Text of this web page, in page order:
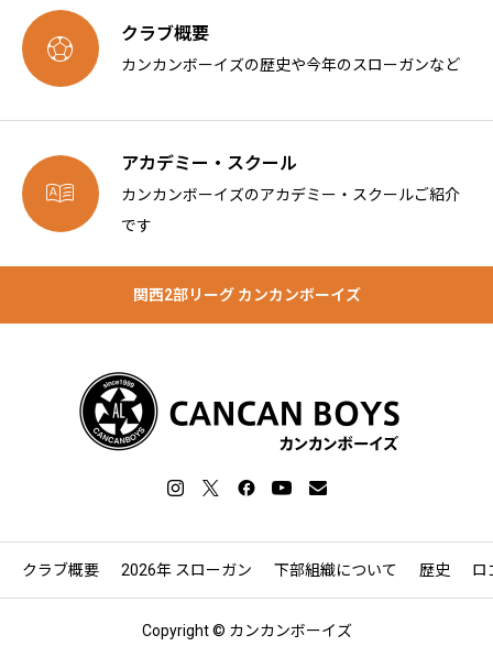
 クラブ概要
カンカンボーイズの歴史や今年のスローガンなど

アカデミー・スクール
カンカンボーイズのアカデミー・スクールご紹介
です
関西2部リーグ カンカンボーイズ
クラブ概要 2026年 スローガン 下部組織について 歴史 ロ
Copyright © カンカンボーイズ